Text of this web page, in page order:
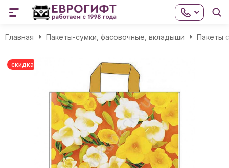
Главная Пакеты-сумки, фасовочные, вкладыши Пакеты
скидка